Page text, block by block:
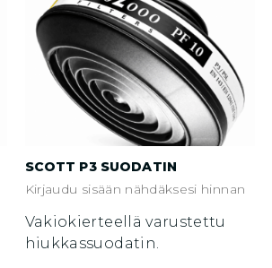
SCOTT P3 SUODATIN
Kirjaudu sisään nähdäksesi hinnan
Vakiokierteellä varustettu
hiukkassuodatin.